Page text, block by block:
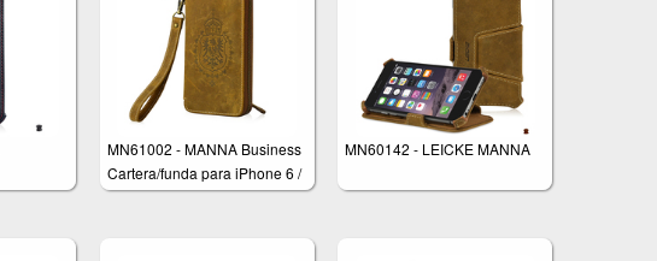
MN61002 - MANNA Business
Cartera/funda para iPhone 6 /
6s y iPhone 6 / 6s Plus
MN60142 - LEICKE MANNA